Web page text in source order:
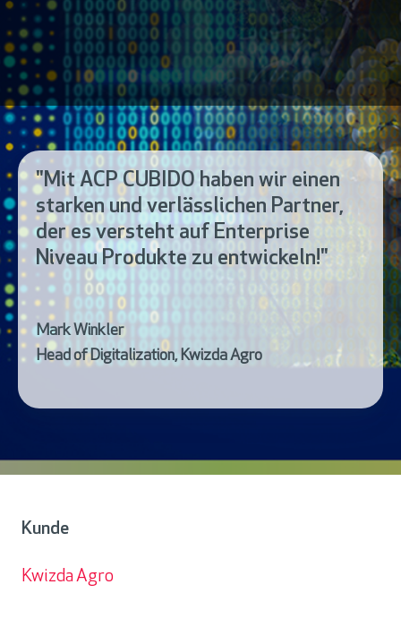
"Mit ACP CUBIDO haben wir einen
starken und verlässlichen Partner,
der es versteht auf Enterprise
Niveau Produkte zu entwickeln!"
Mark Winkler
Head of Digitalization, Kwizda Agro
Kunde
Kwizda Agro